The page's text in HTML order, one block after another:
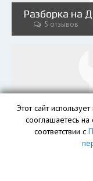
Разборка на
5 отзывов
Разборка на
Этот сайт
сооглашаетесь
соответствии с